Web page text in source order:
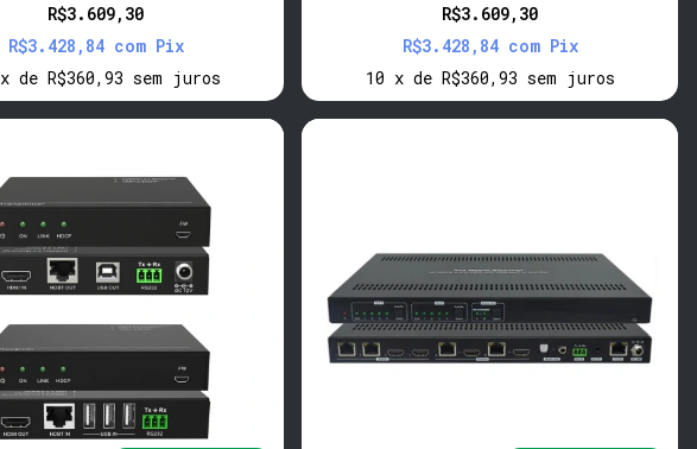
R$3.609,30
R$3.428,84 com Pix
x de R$360,93 sem juros
R$3.609,30
R$3.428,84 com Pix
10 x de R$360,93 sem juros